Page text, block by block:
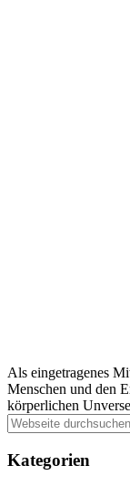
Als eingetragenes
Menschen und den
körperlichen
Seitenspalte
Webseite
durchsuchen
Kategorien